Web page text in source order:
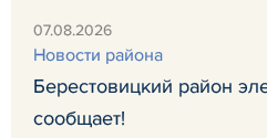
07.08.2026
Новости района
Берестовицкий район
сообщает!